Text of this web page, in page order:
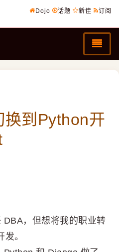
Dojo 话题 新佳 订阅
换到Python开
，但想将我的职业转
。